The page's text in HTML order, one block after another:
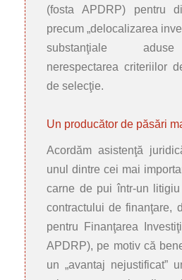
(fosta APDRP) pentru
precum „delocalizarea
substanţiale aduse
nerespectarea criteriilor
de selecţie.
Un producător de păsări
Acordăm asistenţă
unul dintre cei mai
carne de pui într-un
contractului de finanţare,
pentru Finanţarea
APDRP), pe motiv că
un „avantaj nejustificat”